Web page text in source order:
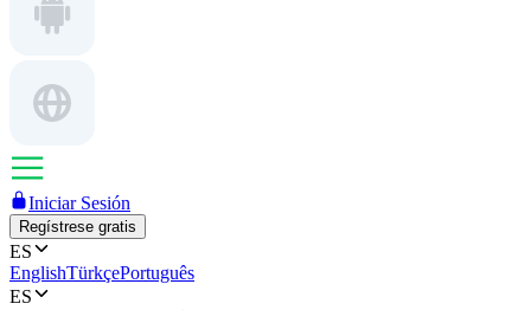
Iniciar Sesión
Regístrese gratis
ES
EnglishTürkçePortuguês
ES